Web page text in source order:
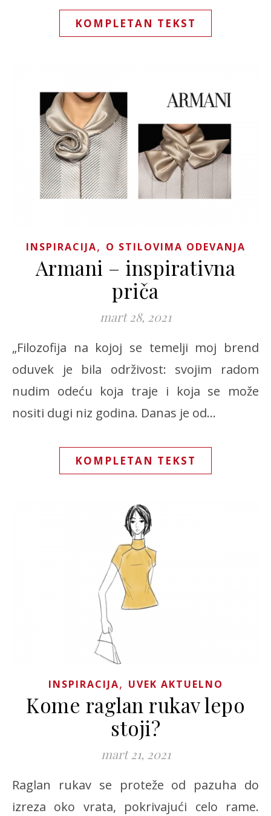
KOMPLETAN TEKST
INSPIRACIJA, O STILOVIMA ODEVANJA
Armani – inspirativna
priča
mart 28, 2021
„Filozofija na kojoj se temelji moj brend
oduvek je bila održivost: svojim radom
nudim odeću koja traje i koja se može
nositi dugi niz godina. Danas je od…
KOMPLETAN TEKST
INSPIRACIJA, UVEK AKTUELNO
Kome raglan rukav lepo
stoji?
mart 21, 2021
Raglan rukav se proteže od pazuha do
izreza oko vrata, pokrivajući celo rame.